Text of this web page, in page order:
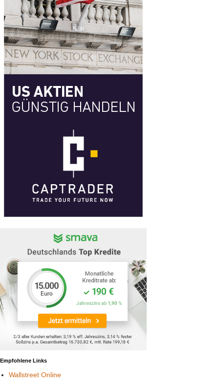
Empfohlene Links
Wallstreet Online